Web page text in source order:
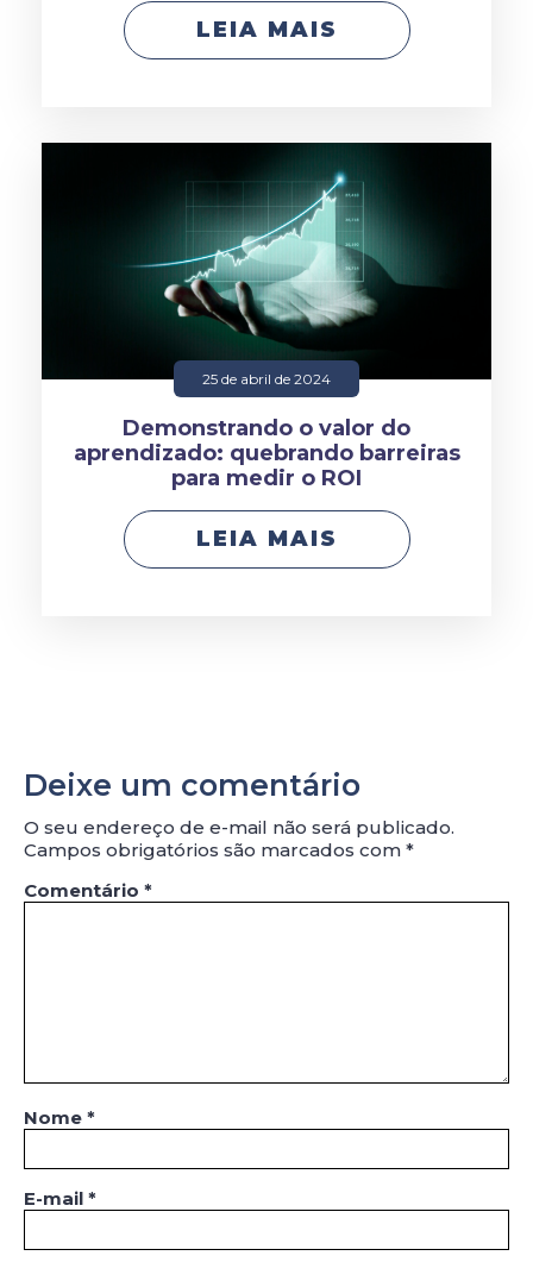
LEIA MAIS
25 de abril de 2024
Demonstrando o valor do
aprendizado: quebrando barreiras
para medir o ROI
LEIA MAIS
Deixe um comentário
O seu endereço de e-mail não será publicado.
Campos obrigatórios são marcados com *
Comentário *
Nome *
E-mail *